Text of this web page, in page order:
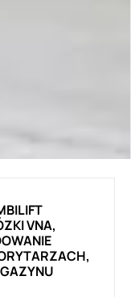
VNA,